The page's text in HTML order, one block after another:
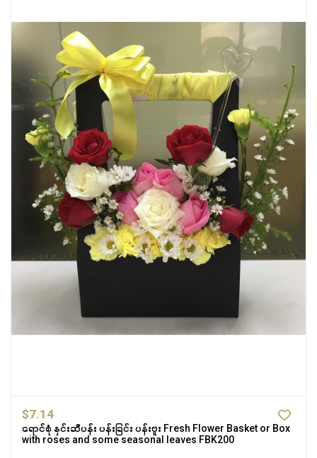
$7.14
ရောင်စုံ နှင်းဆီပန်း ပန်းခြင်း ပန်းဗူး Fresh Flower Basket or Box
with roses and some seasonal leaves FBK200